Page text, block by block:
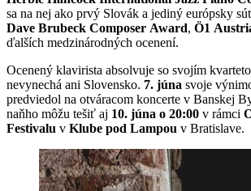
sa na nej ako prvý Slovák a jediný európsky
Dave Brubeck Composer Award, Ö1
ďalších medzinárodných ocenení.
Ocenený klavirista absolvuje so svojím
nevynechá ani Slovensko. 7. júna svoje
predviedol na otváracom koncerte v Banskej
naňho môžu tešiť aj 10. júna o 20:00 v rámci
Festivalu v Klube pod Lampou v Bratislave.